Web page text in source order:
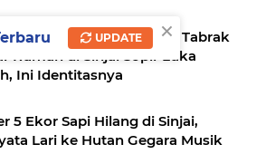
Mobil Parkir, Gran Max Tabrak
Rumah di Sinjai Sopir Luka
Ini Identitasnya
5 Ekor Sapi Hilang di Sinjai,
Lari ke Hutan Gegara Musik
×
UPDATE